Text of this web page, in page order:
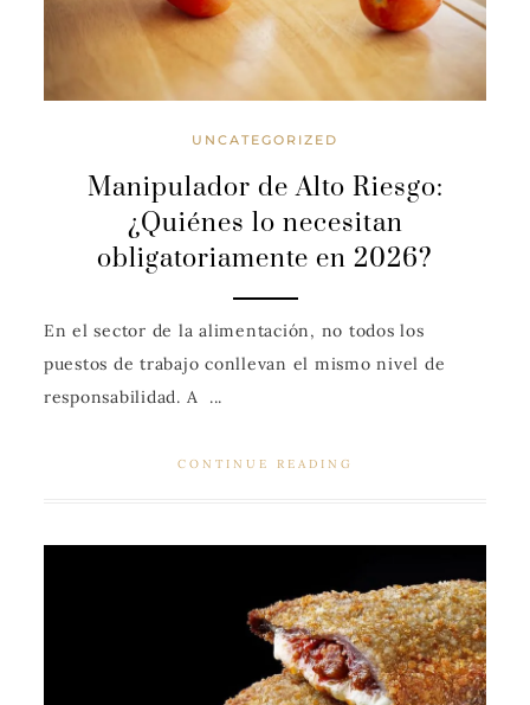
UNCATEGORIZED
Manipulador de Alto Riesgo:
¿Quiénes lo necesitan
obligatoriamente en 2026?
En el sector de la alimentación, no todos los
puestos de trabajo conllevan el mismo nivel de
responsabilidad. A ...
CONTINUE READING